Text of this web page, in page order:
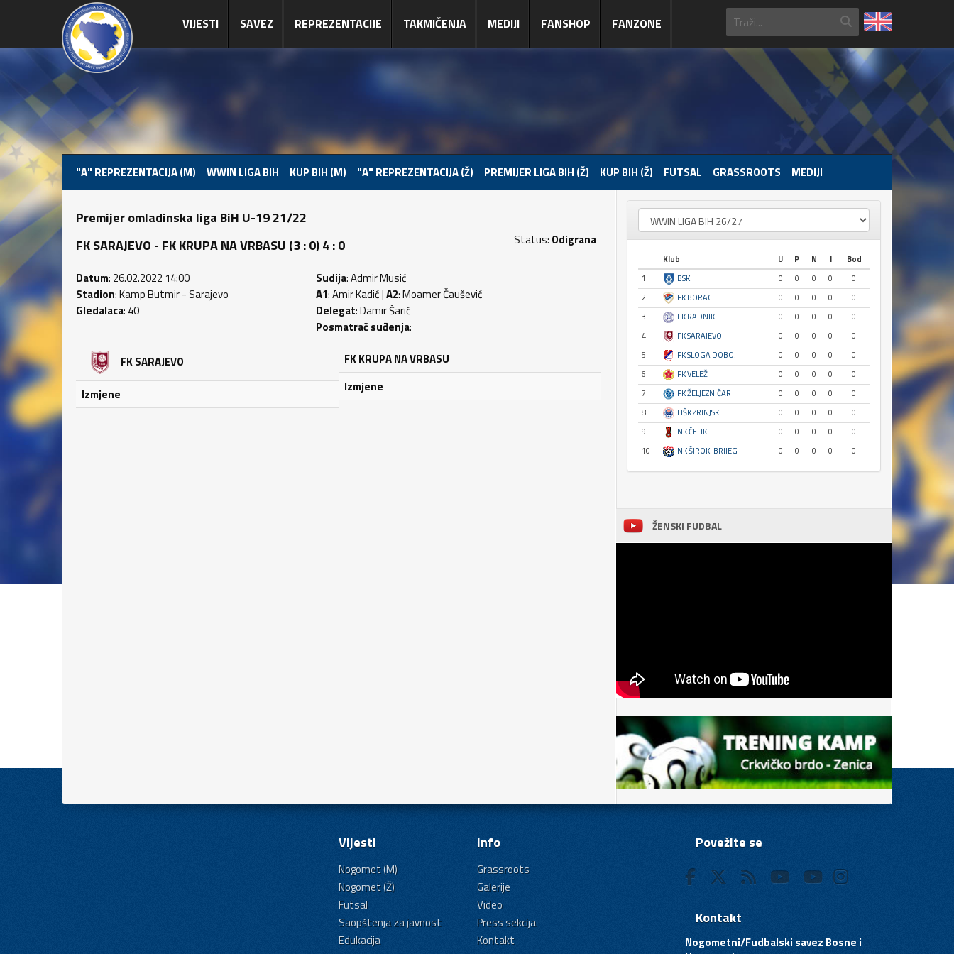
VIJESTI SAVEZ REPREZENTACIJE TAKMIČENJA MEDIJI FANSHOP FANZONE
"A" REPREZENTACIJA (M) WWIN LIGA BIH KUP BIH (M) "A" REPREZENTACIJA (Ž) PREMIJER LIGA BIH (Ž) KUP BIH (Ž) FUTSAL GRASSROOTS MEDIJI
Premijer omladinska liga BiH U-19 21/22
FK SARAJEVO - FK KRUPA NA VRBASU (3 : 0) 4 : 0
Status: Odigrana
Datum: 26.02.2022 14:00
Stadion: Kamp Butmir - Sarajevo
Gledalaca: 40
Sudija: Admir Musić
A1: Amir Kadić |A2: Moamer Čaušević
Delegat: Damir Šarić
Posmatrač suđenja:
FK SARAJEVO
Izmjene
FK KRUPA NA VRBASU
Izmjene
Klub U P N I
Bod
1
BSK 0 0 0 0
0
2
FK BORAC 0 0 0 0
0
3
FK RADNIK 0 0 0 0
0
4
FK SARAJEVO 0 0 0 0
0
5
FK SLOGA DOBOJ 0 0 0 0
0
6
FK VELEŽ 0 0 0 0
0
7
FK ŽELJEZNIČAR 0 0 0 0
0
8
HŠK ZRINJSKI 0 0 0 0
0
9
NK ČELIK 0 0 0 0
0
10
NK ŠIROKI BRIJEG 0 0 0 0 0
ŽENSKI FUDBAL
Vijesti
Nogomet (M)
Nogomet (Ž)
Futsal
Saopštenja za javnost
Edukacija
Info
Grassroots
Galerije
Video
Press sekcija
Kontakt
Povežite se
Kontakt
Nogometni/Fudbalski savez Bosne i